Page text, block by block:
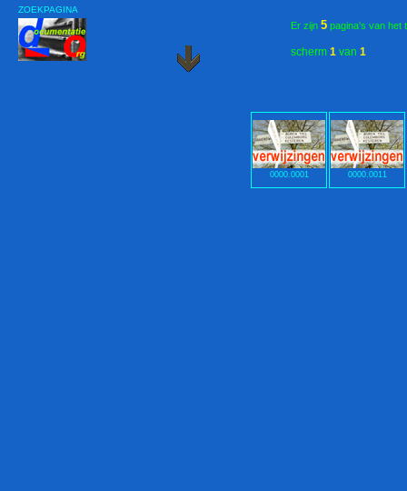
ZOEKPAGINA
Er zijn 5 pagina's van het
0000.0001 0000.0011
scherm 1 van 1